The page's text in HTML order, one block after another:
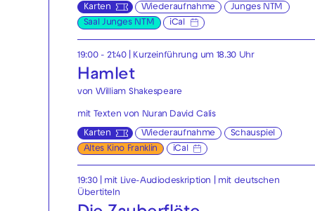
Karten Wiederaufnahme
Junges NTM
Saal Junges NTM
iCal
19:00 - 21:40 | Kurzeinführung um 18.30 Uhr
Hamlet
von William Shakespeare
mit Texten von Nuran David Calis
Karten Wiederaufnahme
Schauspiel
Altes Kino Franklin
iCal
19:30| mit Live-Audiodeskription
mit deutschen
Übertiteln